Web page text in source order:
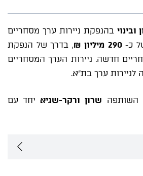
ובינוי בהנפקת ניירות ערך מסחריים
כ-290 מיליון ₪
, בדרך של הנפקת
חדשה. ניירות הערך המסחריים
ערך בת"א.
השותפה שרון ורקר-שגיאיחד עם